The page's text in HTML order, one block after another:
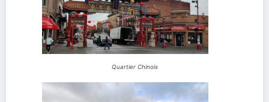
Quartier Chinois